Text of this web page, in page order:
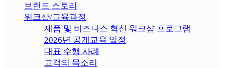
브랜드 스토리
워크샵/교육과정
제품 및 비즈니스 혁신 워크샵 프로그램
2026년 공개교육 일정
대표 수행 사례
고객의 목소리